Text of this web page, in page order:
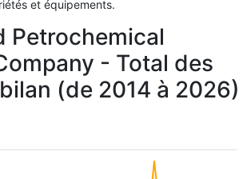
et équipements.
Petrochemical
- Total des
(de 2014 à 2026)